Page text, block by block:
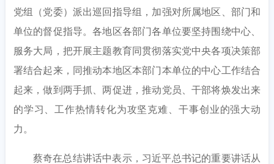
党组（党委）派出巡回指导组，加强对所属地区、部门和
单位的督促指导。各地区各部门各单位要坚持围绕中心、
服务大局，把开展主题教育同贯彻落实党中央各项决策部
署结合起来，同推动本地区本部门本单位的中心工作结合
起来，做到两手抓、两促进，推动党员、干部将焕发出来
的学习、工作热情转化为攻坚克难、干事创业的强大动
力。
蔡奇在总结讲话中表示，习近平总书记的重要讲话从